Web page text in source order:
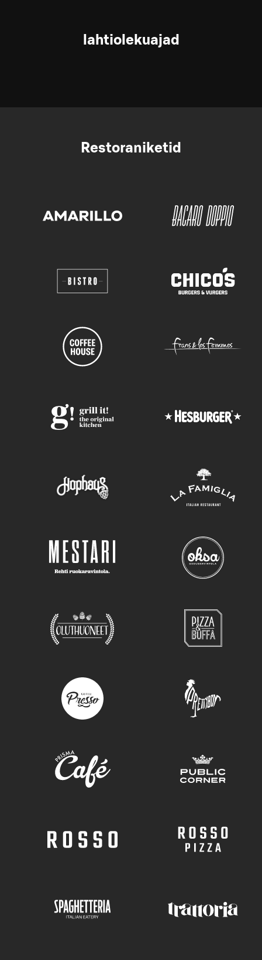
lahtiolekuajad
Restoraniketid